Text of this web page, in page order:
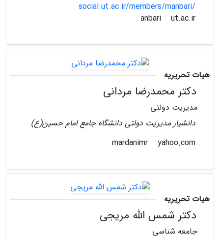
social.ut.ac.ir/members/manbari/
ut.ac.ir
هیات تحریریه
دکتر محمدرضا مردانی
مدیریت دولتی
دانشیار مدیریت دولتی دانشگاه جامع امام حسین(ع)
yahoo.com
هیات تحریریه
دکتر شمس الله مریجی
جامعه شناسی